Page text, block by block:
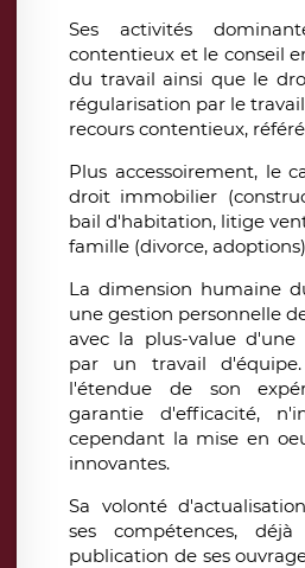
Ses activités
contentieux et le conseil
du travail ainsi que le
régularisation par le
recours contentieux,
Plus accessoirement, le
droit immobilier
bail d'habitation, litige
famille (divorce,
La dimension humaine
une gestion personnelle
avec la plus-value d'une
par un travail
l'étendue de son
garantie d'efficacité,
cependant la mise en
innovantes.
Sa volonté
ses compétences,
publication de ses